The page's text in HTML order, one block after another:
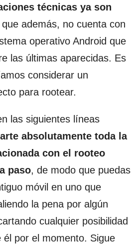
técnicas ya son
además, no cuenta con
operativo Android que
las últimas aparecidas. Es
considerar un
para rootear.
las siguientes líneas
absolutamente toda la
con el rooteo
paso, de modo que puedas
móvil en uno que
la pena por algún
cualquier posibilidad
él por el momento. Sigue